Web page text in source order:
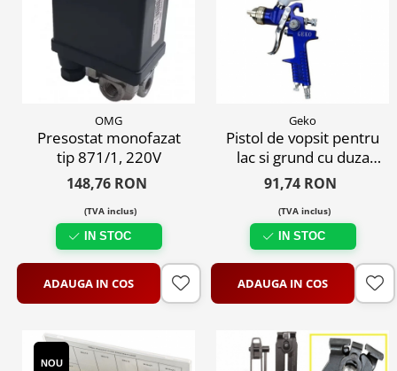
OMG
Presostat monofazat
tip 871/1, 220V
148,76 RON
(TVA inclus)
IN STOC
ADAUGA IN COS
Geko
Pistol de vopsit pentru
lac si grund cu duza
2.5mm
91,74 RON
(TVA inclus)
IN STOC
ADAUGA IN COS
NOU